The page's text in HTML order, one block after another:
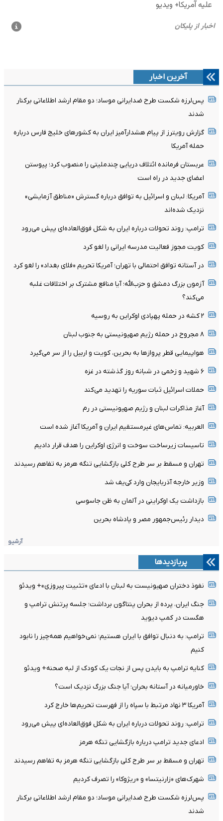
آخرین اخبار
پس‌لرزه شکست طرح ضدایرانی موساد؛ دو مقام ارشد اطلاعاتی برکنار
شدند
گزارش رویترز از پیام هشدارآمیز ایران به کشورهای خلیج فارس درباره
حمله آمریکا
عربستان فرمانده ائتلاف دریایی چندملیتی را منصوب کرد؛ پیوستن
اعضای جدید در راه است
آمریکا: لبنان و اسرائیل به توافق درباره گسترش «مناطق آزمایشی»
نزدیک شده‌اند
ترامپ: روند تحولات درباره ایران به شکل فوق‌العاده‌ای پیش می‌رود
کویت مجوز فعالیت مدرسه ایرانی را لغو کرد
در آستانه توافق احتمالی با تهران؛ آمریکا تحریم «فلای بغداد» را لغو کرد
آزمون بزرگ دمشق و حزب‌الله؛ آیا منافع مشترک بر اختلافات غلبه
می‌کند؟
۲ کشه در حمله پهپادی اوکراین به روسیه
۸ مجروح در حمله رژیم صهیونیستی به جنوب لبنان
هواپیمایی قطر پروازها به بحرین، کویت و اربیل را از سر می‌گیرد
۶ شهید و زخمی در شبانه روز گذشته در غزه
حملات اسرائیل ثبات سوریه را تهدید می‌کند
آغاز مذاکرات لبنان و رژیم صهیونیستی در رم
العربیه: تماس‌های غیرمستقیم ایران و آمریکا آغاز شده است
تاسیسات زیرساخت سوخت و انرژی اوکراین را هدف قرار دادیم
تهران و مسقط بر سر طرح کلی بازگشایی تنگه هرمز به تفاهم رسیدند
وزیر خارجه آذربایجان وارد کی‌یف شد
بازداشت یک اوکراینی در آلمان به ظن جاسوسی
دیدار رئیس‌جمهور مصر و پادشاه بحرین
آرشیو
پربازدیدها
نفوذ دختران صهیونیست به لبنان با ادعای «تثبیت پیروزی»+ ویدئو
جنگ ایران، پرده از بحران پنتاگون برداشت؛ جلسه پرتنش ترامپ و
هگست در کمپ دیوید
ترامپ: به دنبال توافق با ایران هستیم؛ نمی‌خواهیم همه‌چیز را نابود
کنیم
کنایه ترامپ به بایدن پس از نجات یک کودک از لبه صحنه+ ویدئو
خاورمیانه در آستانه بحران؛ آیا جنگ بزرگ نزدیک است؟
آمریکا ۳ نهاد مرتبط با سپاه را از فهرست تحریم‌ها خارج کرد
ترامپ: روند تحولات درباره ایران به شکل فوق‌العاده‌ای پیش می‌رود
ادعای جدید ترامپ درباره بازگشایی تنگه هرمز
تهران و مسقط بر سر طرح کلی بازگشایی تنگه هرمز به تفاهم رسیدند
شهرک‌های «زارنیتسا» و «ریژوکا» را تصرف کردیم
پس‌لرزه شکست طرح ضدایرانی موساد؛ دو مقام ارشد اطلاعاتی برکنار
شدند